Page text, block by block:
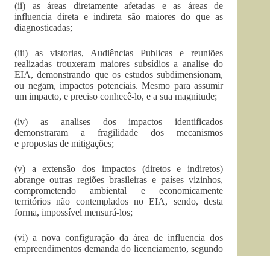
(ii) as áreas diretamente afetadas e as áreas de
influencia direta e indireta são maiores do que as
diagnosticadas;
(iii) as vistorias, Audiências Publicas e reuniões
realizadas trouxeram maiores subsídios a analise do
EIA, demonstrando que os estudos subdimensionam,
ou negam, impactos potenciais. Mesmo para assumir
um impacto, e preciso conhecê-lo, e a sua magnitude;
(iv) as analises dos impactos identificados
demonstraram a fragilidade dos mecanismos
e propostas de mitigações;
(v) a extensão dos impactos (diretos e indiretos)
abrange outras regiões brasileiras e países vizinhos,
comprometendo ambiental e economicamente
territórios não contemplados no EIA, sendo, desta
forma, impossível mensurá-los;
(vi) a nova configuração da área de influencia dos
empreendimentos demanda do licenciamento, segundo